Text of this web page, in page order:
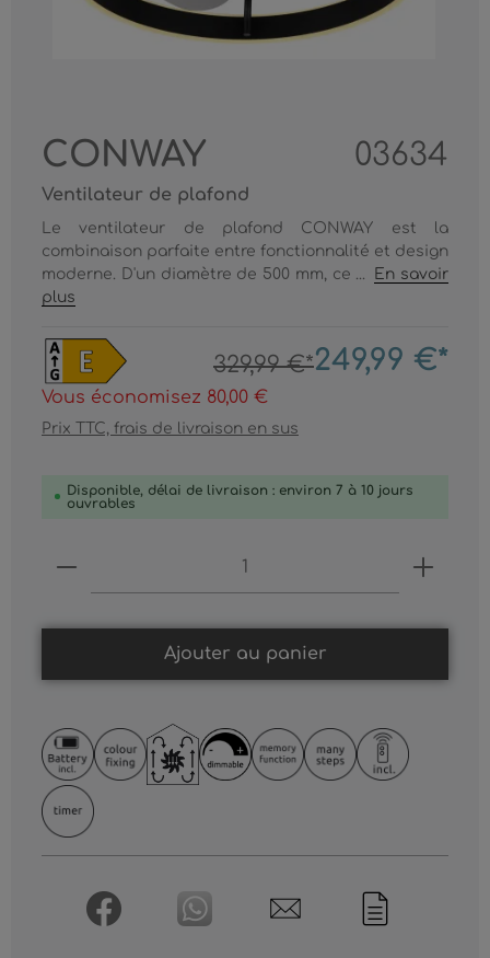
CONWAY 03634
Ventilateur de plafond
Le ventilateur de plafond CONWAY est la
combinaison parfaite entre fonctionnalité et design
moderne. D'un diamètre de 500 mm, ce ...
En savoir
plus
329,99 €*249,99 €*
Vous économisez 80,00 €
Prix TTC, frais de livraison en sus
Disponible, délai de livraison : environ 7 à 10 jours
ouvrables
Produkt Anzahl: Gib den
Ajouter au panier